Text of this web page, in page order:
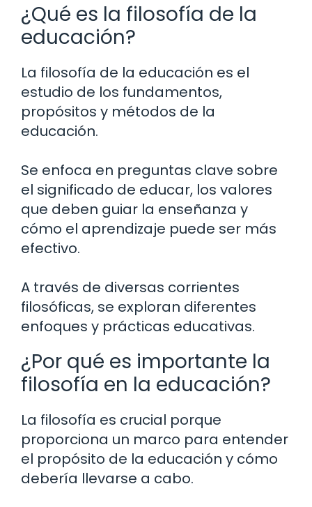
¿Qué es la filosofía de la
educación?
La filosofía de la educación es el
estudio de los fundamentos,
propósitos y métodos de la
educación.
Se enfoca en preguntas clave sobre
el significado de educar, los valores
que deben guiar la enseñanza y
cómo el aprendizaje puede ser más
efectivo.
A través de diversas corrientes
filosóficas, se exploran diferentes
enfoques y prácticas educativas.
¿Por qué es importante la
filosofía en la educación?
La filosofía es crucial porque
proporciona un marco para entender
el propósito de la educación y cómo
debería llevarse a cabo.